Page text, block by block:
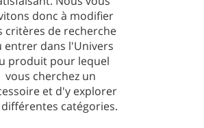
donc à modifier
critères de recherche
entrer dans l'Univers
produit pour lequel
vous cherchez un
et d'y explorer
différentes catégories.